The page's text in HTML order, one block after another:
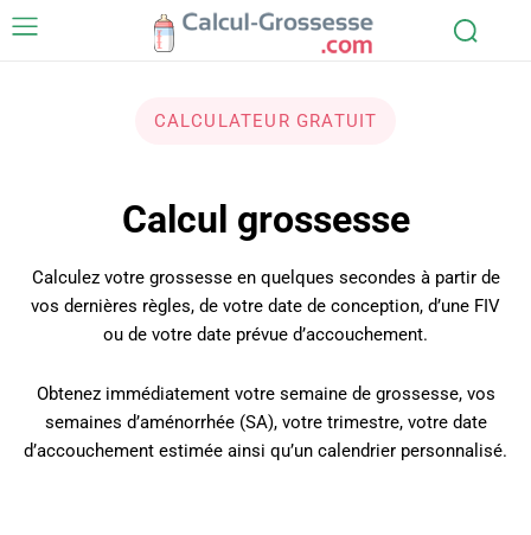
CALCULATEUR GRATUIT
Calcul grossesse
Calculez votre grossesse en quelques secondes à partir de
vos dernières règles, de votre date de conception, d’une FIV
ou de votre date prévue d’accouchement.
Obtenez immédiatement votre semaine de grossesse, vos
semaines d’aménorrhée (SA), votre trimestre, votre date
d’accouchement estimée ainsi qu’un calendrier personnalisé.